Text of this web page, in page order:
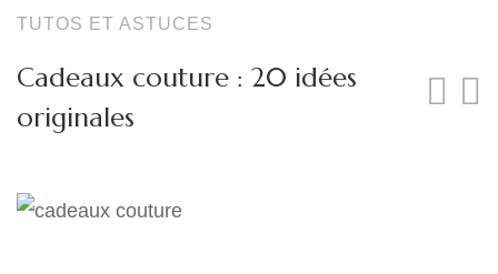
TUTOS ET ASTUCES
Cadeaux couture : 20 idées
originales